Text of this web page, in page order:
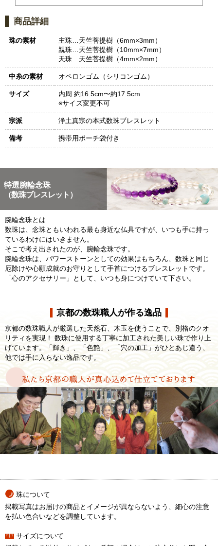
商品詳細
珠の素材
主珠…天竺菩提樹（6mm×3mm）
親珠…天竺菩提樹（10mm×7mm）
天珠…天竺菩提樹（4mm×2mm）
中糸の素材 オペロンゴム（シリコンゴム）
サイズ
内周 約16.5cm〜約17.5cm
※サイズ変更不可
宗派 浄土真宗の本式数珠ブレスレット
備考 携帯用ポーチ袋付き
特選腕輪念珠
（数珠ブレスレット）
腕輪念珠とは
数珠は、念珠ともいわれる最も身近な仏具ですが、いつも手に持っ
ているわけにはいきません。
そこで考え出されたのが、腕輪念珠です。
腕輪念珠は、パワーストーンとしての効果はもちろん、数珠と同じ
厄除けや心願成就のお守りとして手首につけるブレスレットです。
「心のアクセサリー」として、いつも身につけていて下さい。
京都の数珠職人が作る逸品
京都の数珠職人が厳選した天然石、木玉を使うことで、別格のクオ
リティを実現！ 数珠に使用する丁寧に加工された美しい珠で作り上
げています。「輝き」、「色艶」、「穴の加工」がひとあじ違う、
他では手に入らない逸品です。
珠について
掲載写真はお届けの商品とイメージが異ならないよう、細心の注意
を払い色合いなどを調整しています。
サイズについて